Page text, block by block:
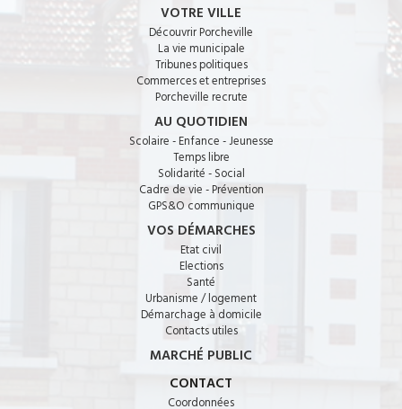
VOTRE VILLE
Découvrir Porcheville
La vie municipale
Tribunes politiques
Commerces et entreprises
Porcheville recrute
AU QUOTIDIEN
Scolaire - Enfance - Jeunesse
Temps libre
Solidarité - Social
Cadre de vie - Prévention
GPS&O communique
VOS DÉMARCHES
Etat civil
Elections
Santé
Urbanisme / logement
Démarchage à domicile
Contacts utiles
MARCHÉ PUBLIC
CONTACT
Coordonnées